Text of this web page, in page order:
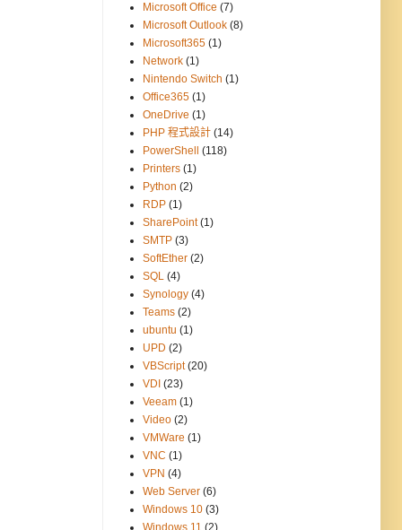
Microsoft Office (7)
Microsoft Outlook (8)
Microsoft365 (1)
Network (1)
Nintendo Switch (1)
Office365 (1)
OneDrive (1)
PHP 程式設計 (14)
PowerShell
(118)
Printers (1)
Python (2)
RDP (1)
SharePoint (1)
SMTP (3)
SoftEther (2)
SQL (4)
Synology (4)
Teams (2)
ubuntu (1)
UPD (2)
VBScript (20)
VDI (23)
Veeam (1)
Video (2)
VMWare (1)
VNC (1)
VPN (4)
Web Server (6)
Windows 10 (3)